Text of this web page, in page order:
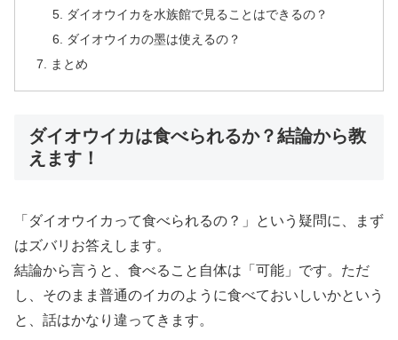
ダイオウイカを水族館で見ることはできるの？
ダイオウイカの墨は使えるの？
まとめ
ダイオウイカは食べられるか？結論から教
えます！
「ダイオウイカって食べられるの？」という疑問に、まず
はズバリお答えします。
結論から言うと、食べること自体は「可能」です。ただ
し、そのまま普通のイカのように食べておいしいかという
と、話はかなり違ってきます。